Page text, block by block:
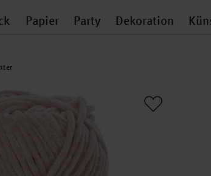
Schmuck general.openMenu
Papier
Papier general.openMenu
Party
Party
Dekoration